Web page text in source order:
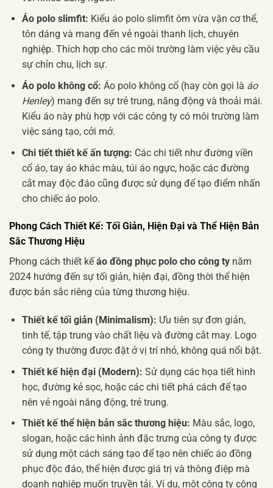
Áo polo slimfit: Kiểu áo polo slimfit ôm vừa vặn cơ thể,
tôn dáng và mang đến vẻ ngoài thanh lịch, chuyên
nghiệp. Thích hợp cho các môi trường làm việc yêu cầu
sự chỉn chu, lịch sự.
Áo polo không cổ: Áo polo không cổ (hay còn gọi là áo
Henley) mang đến sự trẻ trung, năng động và thoải mái.
Kiểu áo này phù hợp với các công ty có môi trường làm
việc sáng tạo, cởi mở.
Chi tiết thiết kế ấn tượng: Các chi tiết như đường viền
cổ áo, tay áo khác màu, túi áo ngực, hoặc các đường
cắt may độc đáo cũng được sử dụng để tạo điểm nhấn
cho chiếc áo polo.
Phong Cách Thiết Kế: Tối Giản, Hiện Đại và Thể Hiện Bản
Sắc Thương Hiệu
Phong cách thiết kếáo đồng phục polo cho công ty năm
2024 hướng đến sự tối giản, hiện đại, đồng thời thể hiện
được bản sắc riêng của từng thương hiệu.
Thiết kế tối giản (Minimalism): Ưu tiên sự đơn giản,
tinh tế, tập trung vào chất liệu và đường cắt may. Logo
công ty thường được đặt ở vị trí nhỏ, không quá nổi bật.
Thiết kế hiện đại (Modern): Sử dụng các họa tiết hình
học, đường kẻ sọc, hoặc các chi tiết phá cách để tạo
nên vẻ ngoài năng động, trẻ trung.
Thiết kế thể hiện bản sắc thương hiệu: Màu sắc, logo,
slogan, hoặc các hình ảnh đặc trưng của công ty được
sử dụng một cách sáng tạo để tạo nên chiếc áo đồng
phục độc đáo, thể hiện được giá trị và thông điệp mà
doanh nghiệp muốn truyền tải. Ví dụ, một công ty công